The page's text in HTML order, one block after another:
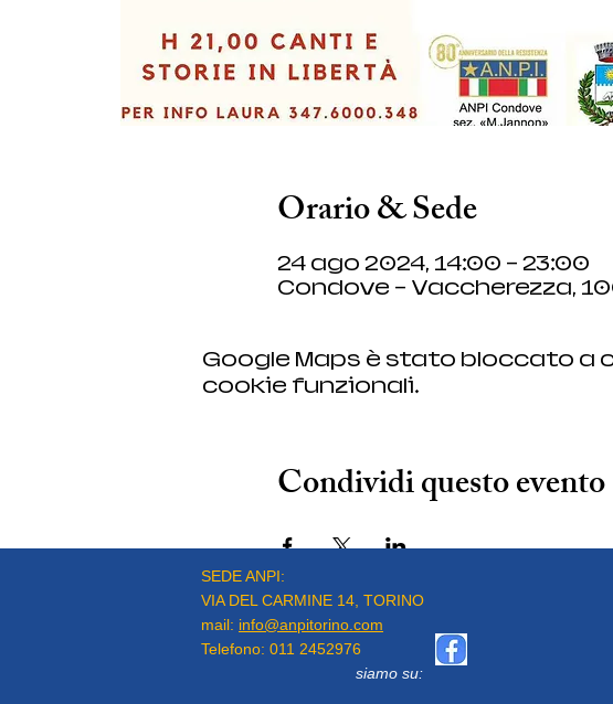
Orario & Sede
24 ago 2024, 14:00 – 23:00
Condove - Vaccherezza,
Google Maps è stato bloccato a
cookie funzionali.
Condividi questo evento
SEDE ANPI:
VIA DEL CARMINE 14, TORINO
mail: info@anpitorino.com
Telefono: 011 2452976
siamo su: